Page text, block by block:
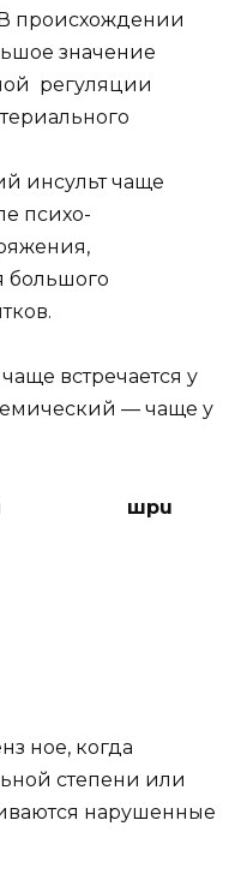
В происхождении
значение
регуляции
инсульт чаще
психо-
большого
встречается у
— чаще у
шpu
ное, когда
степени или
нарушенные